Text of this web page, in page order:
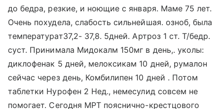
до бедра, резкие, и ноющие с января. Маме 75 лет.
Очень похудела, слабость сильнейшая. озноб, была
температурат37,2- 37,8. 5дней. Артроз 1 ст. Т/бедр.
суст. Принимала Мидокалм 150мг в день,. уколы:
диклофенак 5 дней, мелоксикам 10 дней, румалон
сейчас через день, Комбилипен 10 дней . Потом
таблетки Нурофен 2 Нед., немесулид совсем не
помогает. Сегодня МРТ пояснично-крестцового